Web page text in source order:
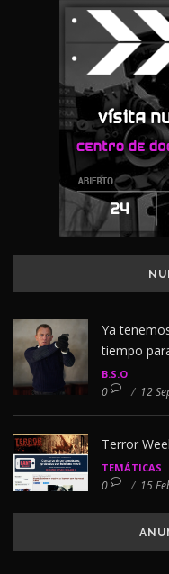
Ya
tiempo
B.S.O
0 / 12
Terror
TEMÁTICAS
0 / 15